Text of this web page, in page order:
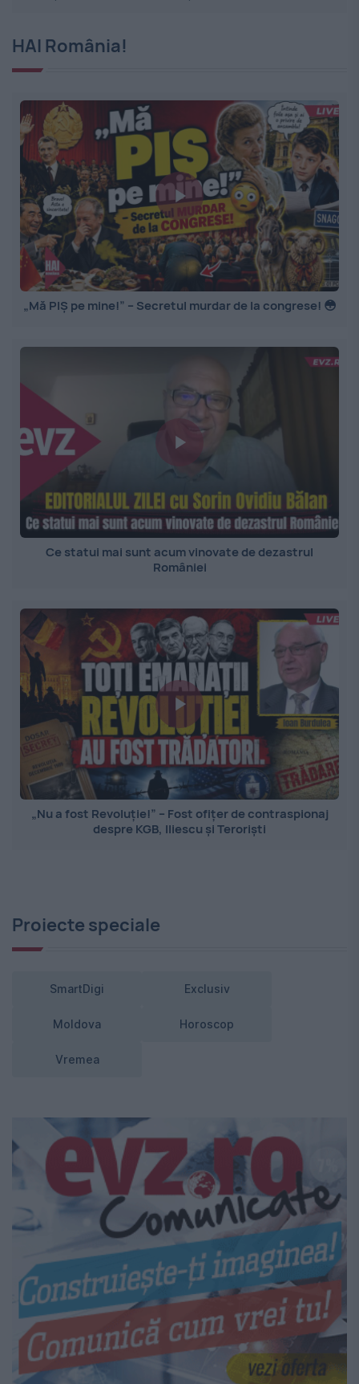
HAI România!
„Mă PIȘ pe mine!” – Secretul murdar de la congrese! 😳
Ce statui mai sunt acum vinovate de dezastrul
României
„Nu a fost Revoluție!” – Fost ofițer de contraspionaj
despre KGB, Iliescu și Teroriști
Proiecte speciale
SmartDigi Exclusiv
Moldova Horoscop
Vremea